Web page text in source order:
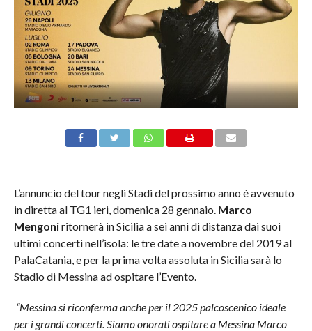
L’annuncio del tour negli Stadi del prossimo anno è avvenuto
in diretta al TG1 ieri, domenica 28 gennaio. Marco
Mengoniritornerà in Sicilia a sei anni di distanza dai suoi
ultimi concerti nell’isola: le tre date a novembre del 2019 al
PalaCatania, e per la prima volta assoluta in Sicilia sarà lo
Stadio di Messina ad ospitare l’Evento.
“Messina si riconferma anche per il 2025 palcoscenico ideale
per i grandi concerti. Siamo onorati ospitare a Messina Marco